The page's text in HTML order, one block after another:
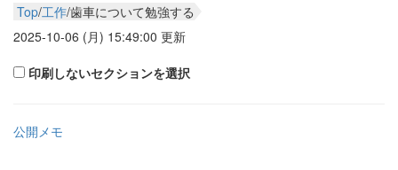
Top/工作/歯車について勉強する
2025-10-06 (月) 15:49:00 更新
印刷しないセクションを選択
公開メモ